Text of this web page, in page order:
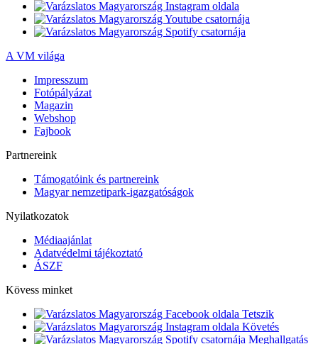
A VM világa
Impresszum
Fotópályázat
Magazin
Webshop
Fajbook
Partnereink
Támogatóink és partnereink
Magyar nemzetipark-igazgatóságok
Nyilatkozatok
Médiaajánlat
Adatvédelmi tájékoztató
ÁSZF
Kövess minket
Tetszik
Követés
Meghallgatás